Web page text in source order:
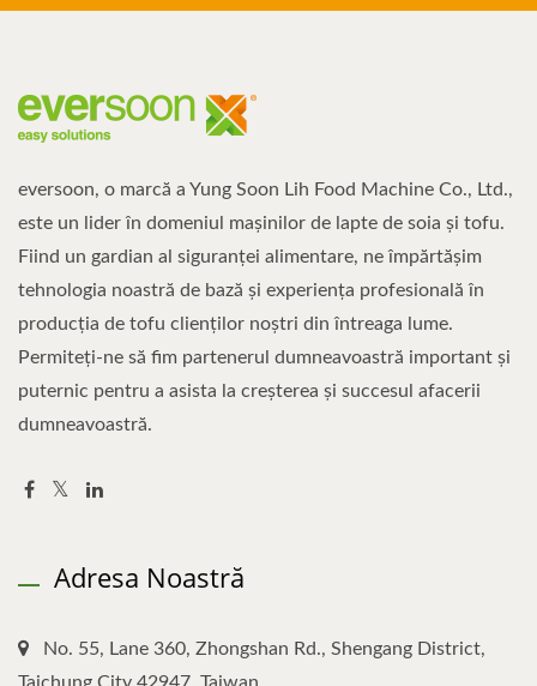
eversoon, o marcă a Yung Soon Lih Food Machine Co., Ltd.,
este un lider în domeniul mașinilor de lapte de soia și tofu.
Fiind un gardian al siguranței alimentare, ne împărtășim
tehnologia noastră de bază și experiența profesională în
producția de tofu clienților noștri din întreaga lume.
Permiteți-ne să fim partenerul dumneavoastră important și
puternic pentru a asista la creșterea și succesul afacerii
dumneavoastră.
Adresa Noastră
No. 55, Lane 360, Zhongshan Rd., Shengang District,